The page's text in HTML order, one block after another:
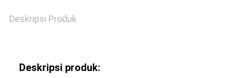
Deskripsi Produk
Deskripsi produk: